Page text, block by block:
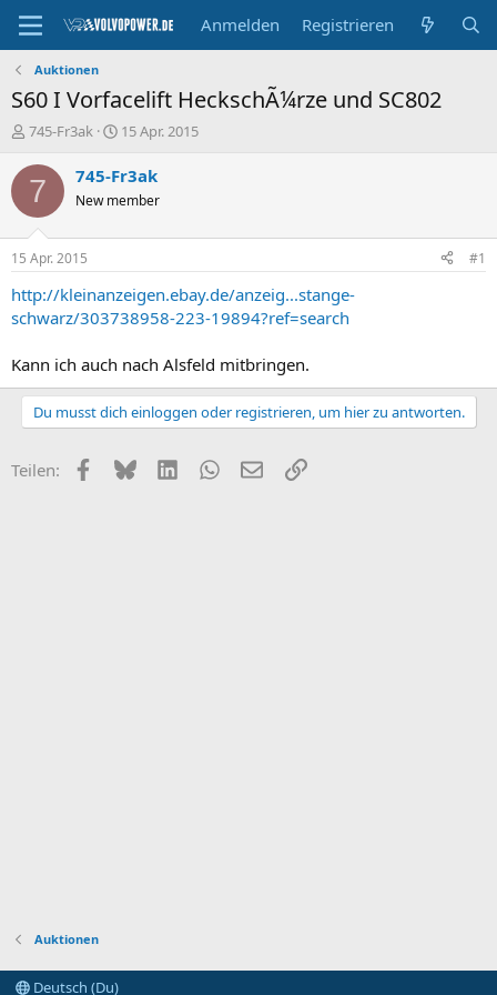
Anmelden Registrieren
Auktionen
S60 I Vorfacelift HeckschÃ¼rze und SC802
E
s
e
r
745-Fr3ak
E
s
e
t
a
m
15 Apr. 2015
7 745-Fr3ak
New member
15 Apr. 2015 #1
http://kleinanzeigen.ebay.de/anzeig...stange-
schwarz/303738958-223-19894?ref=search
Kann ich auch nach Alsfeld mitbringen.
Du musst dich einloggen oder registrieren, um hier zu antworten.
Teilen: Facebook
BlueskyLinkedInWhatsApp
E-MailLink
Auktionen
Deutsch (Du)